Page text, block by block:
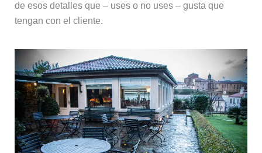
de esos detalles que – uses o no uses – gusta que
tengan con el cliente.